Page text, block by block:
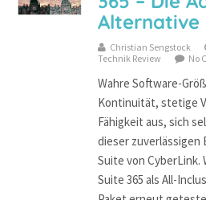
Alternative
Christian Sengstock
Technik Review
No
Wahre Software-
Kontinuität, stetige
Fähigkeit aus, sich
dieser
Suite von CyberLink.
Suite 365 als All-